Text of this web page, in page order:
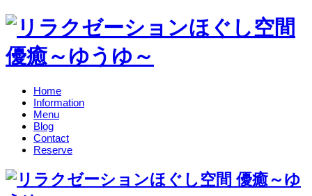
Home
Information
Menu
Blog
Contact
Reserve